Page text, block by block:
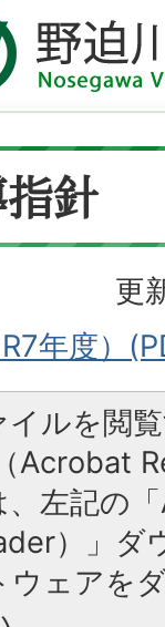
針
更
年度）
イルを閲
Acrobat
左記の
）」ダ
ェアを